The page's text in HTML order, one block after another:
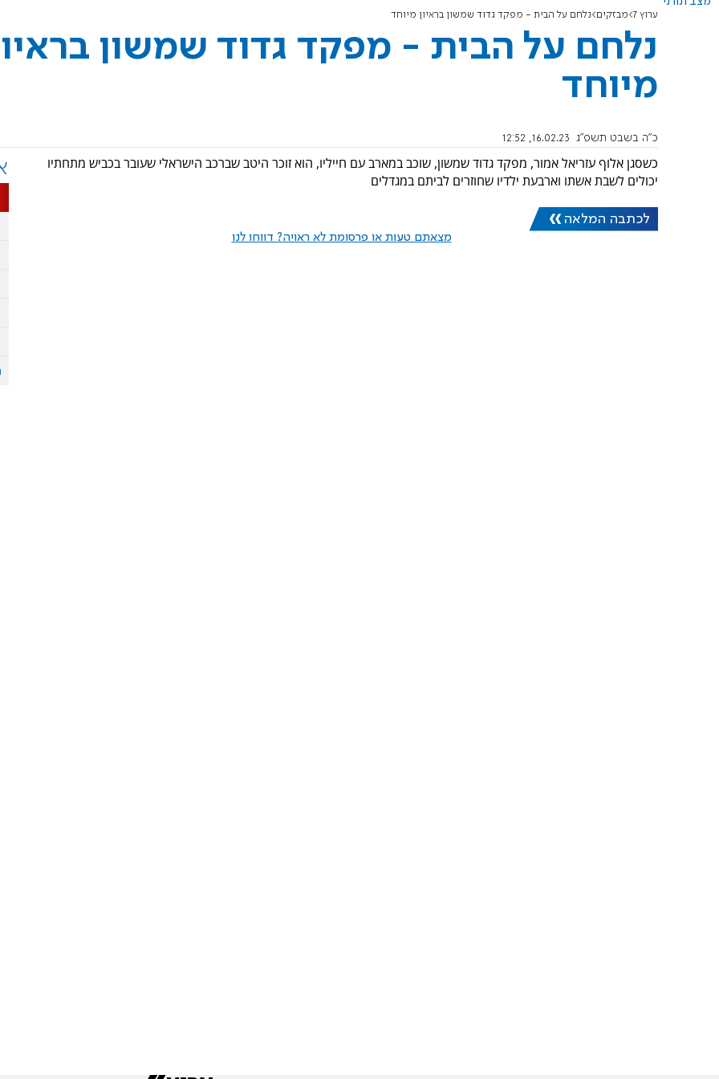
ערוץ 7 מבזקים נלחם על הבית - מפקד גדוד שמשון בראיון מיוחד
נלחם על הבית - מפקד גדוד שמשון
מיוחד
כ"ה בשבט תשפ"ג 16.02.23, 12:52
כשסגן אלוף עזריאל אמור, מפקד גדוד שמשון, שוכב במארב עם חייליו, הוא זוכר היטב שברכב הישראלי שעובר בכביש מתחתיו
יכולים לשבת אשתו וארבעת ילדיו שחוזרים לביתם במגדלים
לכתבה המלאה
מצאתם טעות או פרסומת לא ראויה? דווחו לנו